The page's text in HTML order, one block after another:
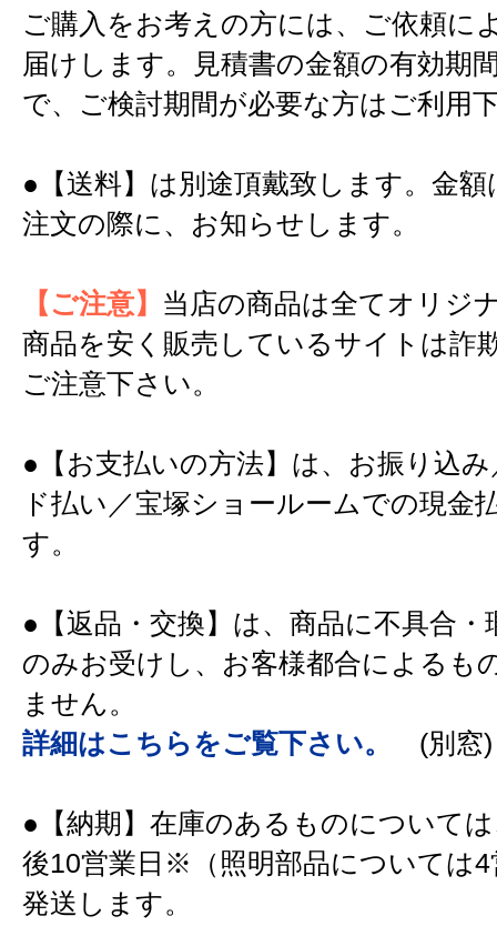
ご購入をお考えの方には、ご依頼に
届けします。見積書の金額の有効期
で、ご検討期間が必要な方はご利用
●【送料】は別途頂戴致します。金
注文の際に、お知らせします。
【ご注意】 当店の商品は全てオリジ
商品を安く販売しているサイトは詐
ご注意下さい。
●【お支払いの方法】は、お振り込
ド払い／宝塚ショールームでの現金
す。
●【返品・交換】は、商品に不具合・
のみお受けし、お客様都合によるも
ません。
詳細はこちらをご覧下さい。
(別窓)
●【納期】在庫のあるものについて
後10営業日※（照明部品については4
発送します。